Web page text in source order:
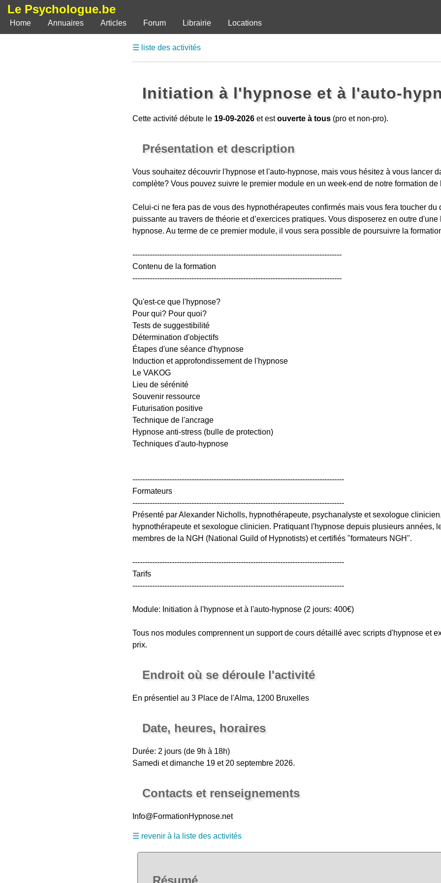
Le Psychologue.be
Home Annuaires Articles Forum Librairie Locations
☰ liste des activités
Initiation à l'hypnose et à l'auto-
Cette activité débute le 19-09-2026et estouverte à tous(pro et non-pro).
Présentation et description
Vous souhaitez découvrir l'hypnose et l'auto-hypnose, mais vous hésitez à vous lancer
complète? Vous pouvez suivre le premier module en un week-end de notre formation de
Celui-ci ne fera pas de vous des hypnothérapeutes confirmés mais vous fera toucher du
puissante au travers de théorie et d’exercices pratiques. Vous disposerez en outre
hypnose. Au terme de ce premier module, il vous sera possible de poursuivre la
-------------------------------------------------------------------------------------
Contenu de la formation
-------------------------------------------------------------------------------------
Qu'est-ce que l'hypnose?
Pour qui? Pour quoi?
Tests de suggestibilité
Détermination d'objectifs
Étapes d'une séance d'hypnose
Induction et approfondissement de l'hypnose
Le VAKOG
Lieu de sérénité
Souvenir ressource
Futurisation positive
Technique de l'ancrage
Hypnose anti-stress (bulle de protection)
Techniques d'auto-hypnose
--------------------------------------------------------------------------------------
Formateurs
--------------------------------------------------------------------------------------
Présenté par Alexander Nicholls, hypnothérapeute, psychanalyste et sexologue
hypnothérapeute et sexologue clinicien. Pratiquant l'hypnose depuis plusieurs années,
membres de la NGH (National Guild of Hypnotists) et certifiés "formateurs NGH".
--------------------------------------------------------------------------------------
Tarifs
--------------------------------------------------------------------------------------
Module: Initiation à l'hypnose et à l'auto-hypnose (2 jours: 400€)
Tous nos modules comprennent un support de cours détaillé avec scripts d'hypnose et
prix.
Endroit où se déroule l'activité
En présentiel au 3 Place de l'Alma, 1200 Bruxelles
Date, heures, horaires
Durée: 2 jours (de 9h à 18h)
Samedi et dimanche 19 et 20 septembre 2026.
Contacts et renseignements
Info@FormationHypnose.net
☰ revenir à la liste des activités
Résumé